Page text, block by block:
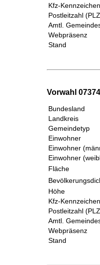
Kfz-Kennzeichen
Postleitzahl
Amtl.
Webpräsenz
Stand
Vorwahl
Bundesland
Landkreis
Gemeindetyp
Einwohner
Einwohner
Einwohner
Fläche
Höhe
Kfz-Kennzeichen
Postleitzahl
Amtl.
Webpräsenz
Stand